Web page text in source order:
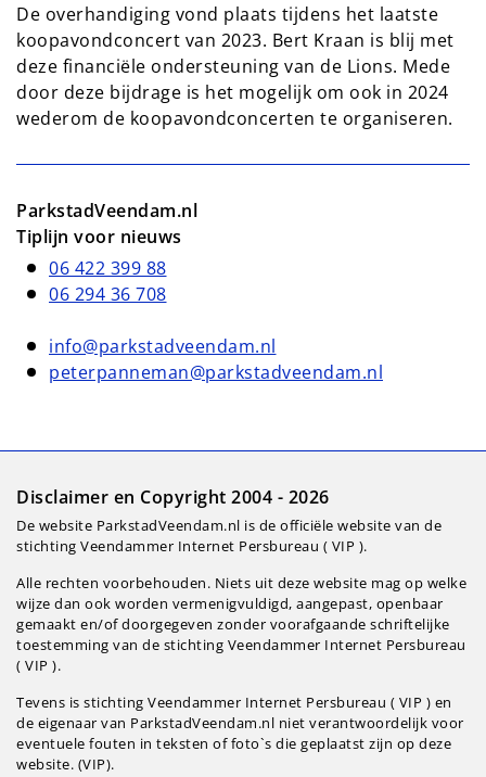
De overhandiging vond plaats tijdens het laatste
koopavondconcert van 2023. Bert Kraan is blij met
deze financiële ondersteuning van de Lions. Mede
door deze bijdrage is het mogelijk om ook in 2024
wederom de koopavondconcerten te organiseren.
ParkstadVeendam.nl
Tiplijn voor nieuws
06 422 399 88
06 294 36 708
info@parkstadveendam.nl
peterpanneman@parkstadveendam.nl
Disclaimer en Copyright 2004 - 2026
De website ParkstadVeendam.nl is de officiële website van de
stichting Veendammer Internet Persbureau ( VIP ).
Alle rechten voorbehouden. Niets uit deze website mag op welke
wijze dan ook worden vermenigvuldigd, aangepast, openbaar
gemaakt en/of doorgegeven zonder voorafgaande schriftelijke
toestemming van de stichting Veendammer Internet Persbureau
( VIP ).
Tevens is stichting Veendammer Internet Persbureau ( VIP ) en
de eigenaar van ParkstadVeendam.nl niet verantwoordelijk voor
eventuele fouten in teksten of foto`s die geplaatst zijn op deze
website. (VIP).